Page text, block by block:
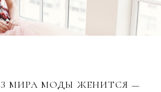
МИРА МОДЫ ЖЕНИТСЯ —